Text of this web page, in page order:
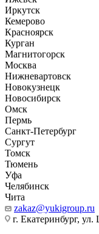
Иркутск
Кемерово
Красноярск
Курган
Магнитогорск
Москва
Нижневартовск
Новокузнецк
Новосибирск
Омск
Пермь
Санкт-Петербург
Сургут
Томск
Тюмень
Уфа
Челябинск
Чита
zakaz@yukigroup.ru
г. Екатеринбург,